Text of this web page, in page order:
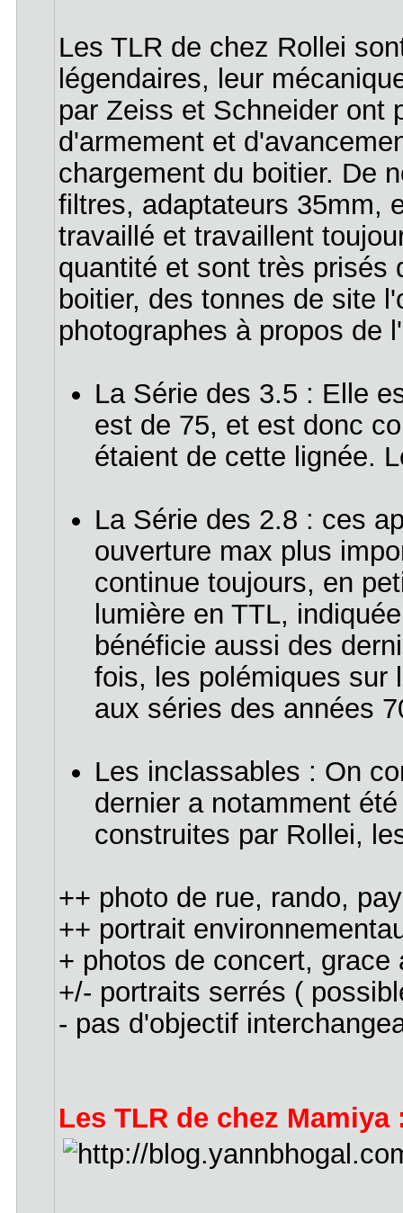
Les TLR de chez Rollei
légendaires, leur
par Zeiss et Schneider ont
d'armement et
chargement du boitier. De
filtres, adaptateurs 35mm,
travaillé et travaillent
quantité et sont très prisés
boitier, des tonnes de site
photographes à propos de
La Série des 3.5 : Elle
est de 75, et est donc
étaient de cette lignée.
La Série des 2.8 : ces
ouverture max plus
continue toujours, en
lumière en TTL,
bénéficie aussi des
fois, les polémiques sur
aux séries des années
Les inclassables : On
dernier a notamment
construites par Rollei,
++ photo de rue, rando,
++ portrait
+ photos de concert,
+/- portraits serrés (
- pas d'objectif
Les TLR de chez